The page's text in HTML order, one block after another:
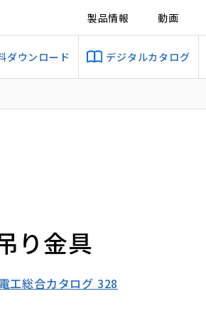
製品情報 動画
ダウンロード デジタルカタログ
り金具
工総合カタログ 328